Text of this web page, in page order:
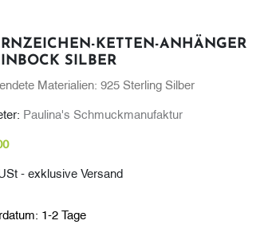
KETTEN-ANHÄNGER
SILBER
Materialien: 925 Sterling Silber
Paulina's Schmuckmanufaktur
- exklusive Versand
1-2 Tage